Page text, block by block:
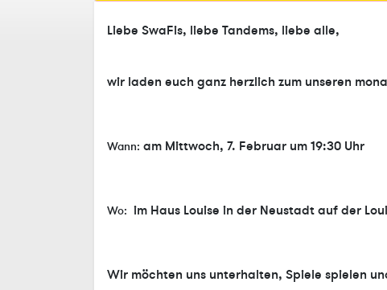
Liebe SwaFis, liebe Tandems, liebe alle,
wir laden euch ganz herzlich zum unseren
Wann: am Mittwoch, 7. Februar um 19:30 Uhr
Wo: im Haus Louise in der Neustadt auf der
Wir möchten uns unterhalten, Spiele spielen